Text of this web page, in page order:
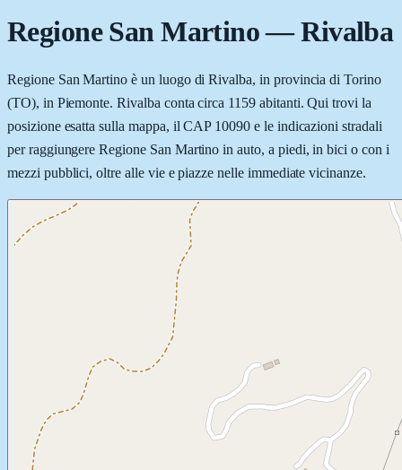
Regione San Martino—Rivalba
Regione San Martino è un luogo di Rivalba, in provincia di Torino
(TO), in Piemonte. Rivalba conta circa 1159 abitanti. Qui trovi la
posizione esatta sulla mappa, il CAP 10090 e le indicazioni stradali
per raggiungere Regione San Martino in auto, a piedi, in bici o con i
mezzi pubblici, oltre alle vie e piazze nelle immediate vicinanze.